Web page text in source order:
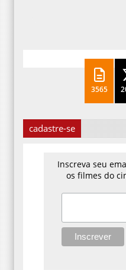
3565
cadastre-se
Inscreva seu
os filmes do